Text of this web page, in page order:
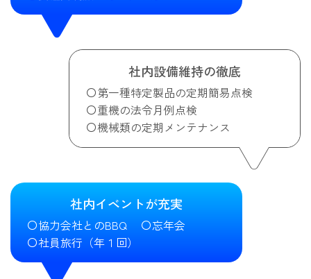
社内設備維持の徹底
第一種特定製品の定期簡易点検
重機の法令月例点検
機械類の定期メンテナンス
社内イベントが充実
協力会社とのBBQ
忘年会
社員旅行（年１回）